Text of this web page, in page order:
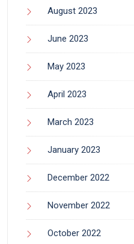
August 2023
June 2023
May 2023
April 2023
March 2023
January 2023
December 2022
November 2022
October 2022